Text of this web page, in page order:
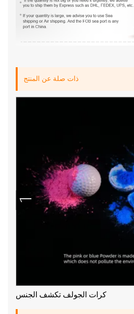
ذات صلة عن المنتج
كرات الجولف تكشف الجنس